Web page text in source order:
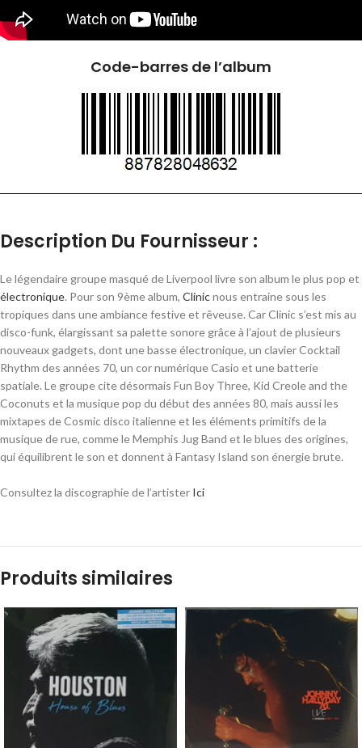
Code-barres de l’album
Description Du Fournisseur :
Le légendaire groupe masqué de Liverpool livre son album le plus pop et
électronique. Pour son 9ème album, Clinicnous entraine sous les
tropiques dans une ambiance festive et rêveuse. Car Clinic s’est mis au
disco-funk, élargissant sa palette sonore grâce à l’ajout de plusieurs
nouveaux gadgets, dont une basse électronique, un clavier Cocktail
Rhythm des années 70, un cor numérique Casio et une batterie
spatiale. Le groupe cite désormais Fun Boy Three, Kid Creole and the
Coconuts et la musique pop du début des années 80, mais aussi les
mixtapes de Cosmic disco italienne et les éléments primitifs de la
musique de rue, comme le Memphis Jug Band et le blues des origines,
qui équilibrent le son et donnent à Fantasy Island son énergie brute.
Consultez la discographie de l’artister Ici
Produits similaires